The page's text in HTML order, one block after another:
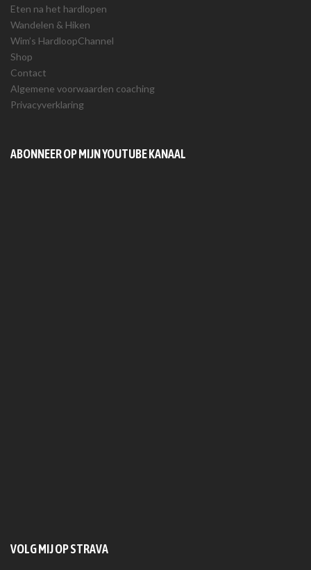
Eten na het hardlopen
Wandelen & Hiken
Wim’s HardloopChannel
Shop
Contact
Algemene voorwaarden coaching
Privacyverklaring
ABONNEER OP MIJN YOUTUBE KANAAL
VOLG MIJ OP STRAVA